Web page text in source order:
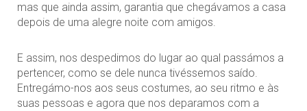
mas que ainda assim, garantia que chegávamos a casa
depois de uma alegre noite com amigos.
E assim, nos despedimos do lugar ao qual passámos a
pertencer, como se dele nunca tivéssemos saído.
Entregámo-nos aos seus costumes, ao seu ritmo e às
suas pessoas e agora que nos deparamos com a